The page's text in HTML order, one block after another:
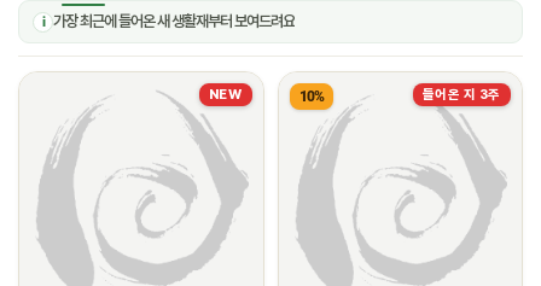
i 가장 최근에 들어온 새 생활재부터 보여드려요
NEW 들어온 지 3주
10%